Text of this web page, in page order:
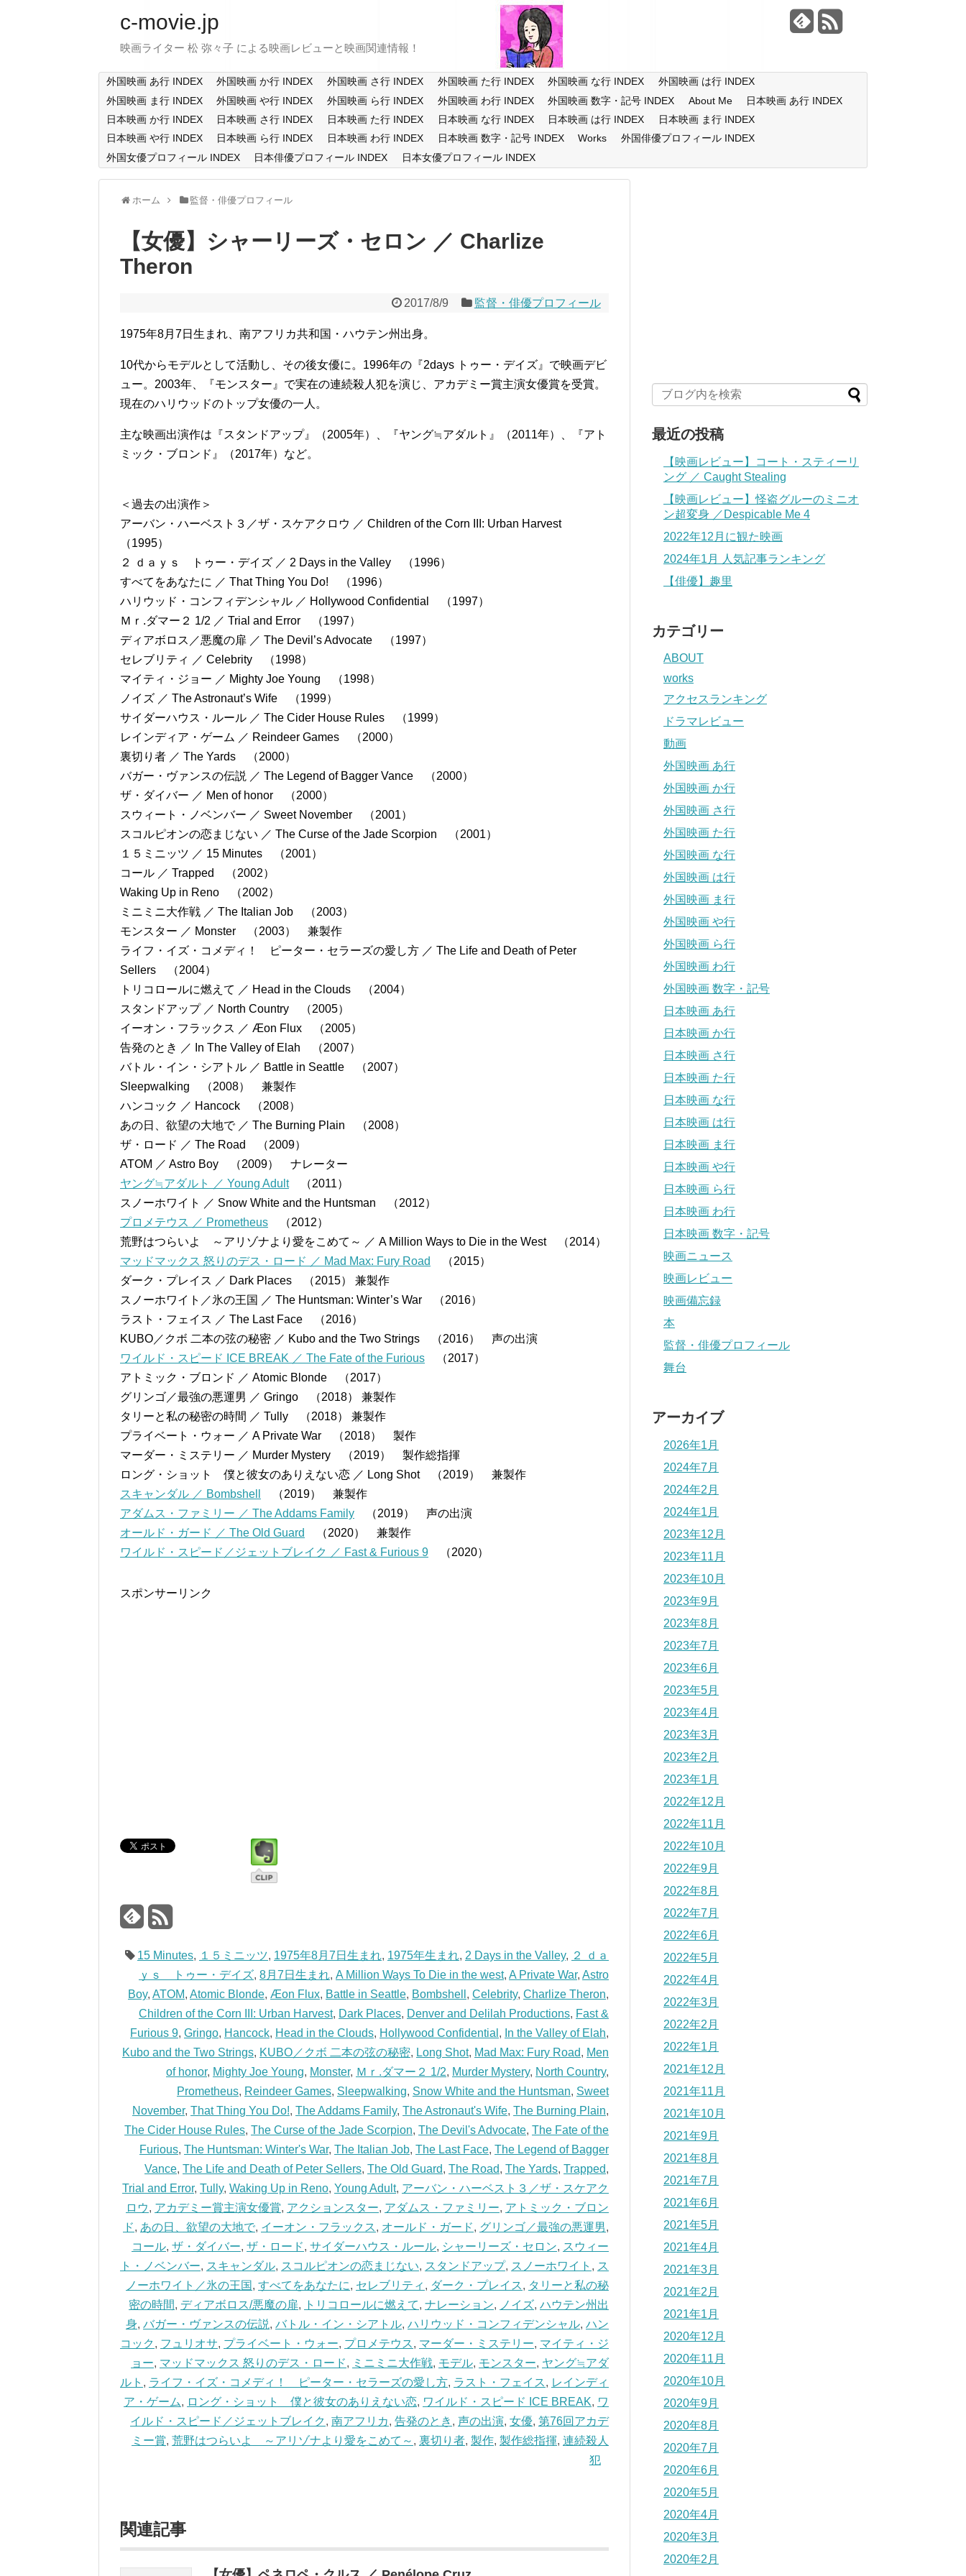
c-movie.jp
映画ライター 松 弥々子 による映画レビューと映画関連情報！
外国映画 あ行 INDEX 外国映画 か行 INDEX 外国映画 さ行 INDEX 外国映画 た行 INDEX 外国映画 な行 INDEX
外国映画 は行 INDEX
外国映画 ま行 INDEX
外国映画 や行 INDEX 外国映画 ら行 INDEX 外国映画 わ行 INDEX 外国映画 数字・記号 INDEX About Me
日本映画 あ行 INDEX
日本映画 か行 INDEX
日本映画 さ行 INDEX 日本映画 た行 INDEX 日本映画 な行 INDEX 日本映画 は行 INDEX
日本映画 ま行 INDEX
日本映画 や行 INDEX
日本映画 ら行 INDEX 日本映画 わ行 INDEX 日本映画 数字・記号 INDEX Works
外国俳優プロフィール INDEX
外国女優プロフィール INDEX
日本俳優プロフィール INDEX 日本女優プロフィール INDEX
ホーム 監督・俳優プロフィール
【女優】シャーリーズ・セロン ／ Charlize
Theron
2017/8/9 監督・俳優プロフィール
1975年8月7日生まれ、南アフリカ共和国・ハウテン州出身。
10代からモデルとして活動し、その後女優に。1996年の『2days トゥー・デイズ』で映画デビ
ュー。2003年、『モンスター』で実在の連続殺人犯を演じ、アカデミー賞主演女優賞を受賞。
現在のハリウッドのトップ女優の一人。
主な映画出演作は『スタンドアップ』（2005年）、『ヤング≒アダルト』（2011年）、『アト
ミック・ブロンド』（2017年）など。
＜過去の出演作＞
アーバン・ハーベスト３／ザ・スケアクロウ ／ Children of the Corn III: Urban Harvest
（1995）
２ ｄａｙｓ トゥー・デイズ ／ 2 Days in the Valley （1996）
すべてをあなたに ／ That Thing You Do! （1996）
ハリウッド・コンフィデンシャル ／ Hollywood Confidential （1997）
Ｍｒ.ダマー２ 1/2 ／ Trial and Error （1997）
ディアボロス／悪魔の扉 ／ The Devil’s Advocate （1997）
セレブリティ ／ Celebrity （1998）
マイティ・ジョー ／ Mighty Joe Young （1998）
ノイズ ／ The Astronaut’s Wife （1999）
サイダーハウス・ルール ／ The Cider House Rules （1999）
レインディア・ゲーム ／ Reindeer Games （2000）
裏切り者 ／ The Yards （2000）
バガー・ヴァンスの伝説 ／ The Legend of Bagger Vance （2000）
ザ・ダイバー ／ Men of honor （2000）
スウィート・ノベンバー ／ Sweet November （2001）
スコルピオンの恋まじない ／ The Curse of the Jade Scorpion （2001）
１５ミニッツ ／ 15 Minutes （2001）
コール ／ Trapped （2002）
Waking Up in Reno （2002）
ミニミニ大作戦 ／ The Italian Job （2003）
モンスター ／ Monster （2003） 兼製作
ライフ・イズ・コメディ！ ピーター・セラーズの愛し方 ／ The Life and Death of Peter
Sellers （2004）
トリコロールに燃えて ／ Head in the Clouds （2004）
スタンドアップ ／ North Country （2005）
イーオン・フラックス ／ Æon Flux （2005）
告発のとき ／ In The Valley of Elah （2007）
バトル・イン・シアトル ／ Battle in Seattle （2007）
Sleepwalking （2008） 兼製作
ハンコック ／ Hancock （2008）
あの日、欲望の大地で ／ The Burning Plain （2008）
ザ・ロード ／ The Road （2009）
ATOM ／ Astro Boy （2009） ナレーター
ヤング≒アダルト ／ Young Adult（2011）
スノーホワイト ／ Snow White and the Huntsman （2012）
プロメテウス ／ Prometheus （2012）
荒野はつらいよ ～アリゾナより愛をこめて～ ／ A Million Ways to Die in the West （2014）
マッドマックス 怒りのデス・ロード ／ Mad Max: Fury Road
（2015）
ダーク・プレイス ／ Dark Places （2015） 兼製作
スノーホワイト／氷の王国 ／ The Huntsman: Winter’s War （2016）
ラスト・フェイス ／ The Last Face （2016）
KUBO／クボ 二本の弦の秘密 ／ Kubo and the Two Strings （2016） 声の出演
ワイルド・スピード ICE BREAK ／ The Fate of the Furious （2017）
アトミック・ブロンド ／ Atomic Blonde （2017）
グリンゴ／最強の悪運男 ／ Gringo （2018） 兼製作
タリーと私の秘密の時間 ／ Tully （2018） 兼製作
プライベート・ウォー ／ A Private War （2018） 製作
マーダー・ミステリー ／ Murder Mystery （2019） 製作総指揮
ロング・ショット 僕と彼女のありえない恋 ／ Long Shot （2019） 兼製作
スキャンダル ／ Bombshell
（2019） 兼製作
アダムス・ファミリー ／ The Addams Family （2019） 声の出演
オールド・ガード ／ The Old Guard
（2020） 兼製作
ワイルド・スピード／ジェットブレイク ／ Fast & Furious 9 （2020）
スポンサーリンク
15 Minutes, １５ミニッツ, 1975年8月7日生まれ, 1975年生まれ, 2 Days in the Valley, ２ ｄａ
ｙｓ トゥー・デイズ, 8月7日生まれ, A Million Ways To Die in the west, A Private War, Astro
Boy, ATOM, Atomic Blonde, Æon Flux, Battle in Seattle, Bombshell , Celebrity, Charlize Theron,
Children of the Corn III: Urban Harvest, Dark Places, Denver and Delilah Productions, Fast &
Furious 9, Gringo, Hancock, Head in the Clouds, Hollywood Confidential , In the Valley of Elah,
Kubo and the Two Strings, KUBO／クボ 二本の弦の秘密, Long Shot, Mad Max: Fury Road, Men
of honor, Mighty Joe Young, Monster, Ｍｒ.ダマー２ 1/2, Murder Mystery, North Country,
Prometheus, Reindeer Games, Sleepwalking, Snow White and the Huntsman, Sweet
November, That Thing You Do!, The Addams Family, The Astronaut's Wife, The Burning Plain,
The Cider House Rules, The Curse of the Jade Scorpion, The Devil's Advocate, The Fate of the
Furious, The Huntsman: Winter's War, The Italian Job, The Last Face, The Legend of Bagger
Vance, The Life and Death of Peter Sellers, The Old Guard, The Road, The Yards, Trapped,
Trial and Error, Tully, Waking Up in Reno, Young Adult, アーバン・ハーベスト３／ザ・スケアク
ロウ, アカデミー賞主演女優賞, アクションスター, アダムス・ファミリー, アトミック・ブロン
ド, あの日、欲望の大地で, イーオン・フラックス, オールド・ガード, グリンゴ／最強の悪運男,
コール, ザ・ダイバー, ザ・ロード, サイダーハウス・ルール, シャーリーズ・セロン, スウィー
ト・ノベンバー, スキャンダル, スコルピオンの恋まじない, スタンドアップ, スノーホワイト , ス
ノーホワイト／氷の王国 , すべてをあなたに, セレブリティ , ダーク・プレイス, タリーと私の秘
密の時間, ディアボロス/悪魔の扉, トリコロールに燃えて, ナレーション, ノイズ, ハウテン州出
身, バガー・ヴァンスの伝説, バトル・イン・シアトル, ハリウッド・コンフィデンシャル, ハン
コック , フュリオサ, プライベート・ウォー, プロメテウス, マーダー・ミステリー, マイティ・ジ
ョー, マッドマックス 怒りのデス・ロード, ミニミニ大作戦, モデル, モンスター, ヤング≒アダ
ルト , ライフ・イズ・コメディ！ ピーター・セラーズの愛し方, ラスト・フェイス, レインディ
ア・ゲーム, ロング・ショット 僕と彼女のありえない恋, ワイルド・スピード ICE BREAK, ワ
イルド・スピード／ジェットブレイク , 南アフリカ, 告発のとき , 声の出演, 女優, 第76回アカデ
ミー賞, 荒野はつらいよ ～アリゾナより愛をこめて～ , 裏切り者, 製作, 製作総指揮, 連続殺人
犯
関連記事
最近の投稿
【映画レビュー】コート・スティーリ
ング ／ Caught Stealing
【映画レビュー】怪盗グルーのミニオ
ン超変身 ／Despicable Me 4
2022年12月に観た映画
2024年1月 人気記事ランキング
【俳優】趣里
カテゴリー
ABOUT
works
アクセスランキング
ドラマレビュー
動画
外国映画 あ行
外国映画 か行
外国映画 さ行
外国映画 た行
外国映画 な行
外国映画 は行
外国映画 ま行
外国映画 や行
外国映画 ら行
外国映画 わ行
外国映画 数字・記号
日本映画 あ行
日本映画 か行
日本映画 さ行
日本映画 た行
日本映画 な行
日本映画 は行
日本映画 ま行
日本映画 や行
日本映画 ら行
日本映画 わ行
日本映画 数字・記号
映画ニュース
映画レビュー
映画備忘録
本
監督・俳優プロフィール
舞台
アーカイブ
2026年1月
2024年7月
2024年2月
2024年1月
2023年12月
2023年11月
2023年10月
2023年9月
2023年8月
2023年7月
2023年6月
2023年5月
2023年4月
2023年3月
2023年2月
2023年1月
2022年12月
2022年11月
2022年10月
2022年9月
2022年8月
2022年7月
2022年6月
2022年5月
2022年4月
2022年3月
2022年2月
2022年1月
2021年12月
2021年11月
2021年10月
2021年9月
2021年8月
2021年7月
2021年6月
2021年5月
2021年4月
2021年3月
2021年2月
2021年1月
2020年12月
2020年11月
2020年10月
2020年9月
2020年8月
2020年7月
2020年6月
2020年5月
2020年4月
2020年3月
2020年2月